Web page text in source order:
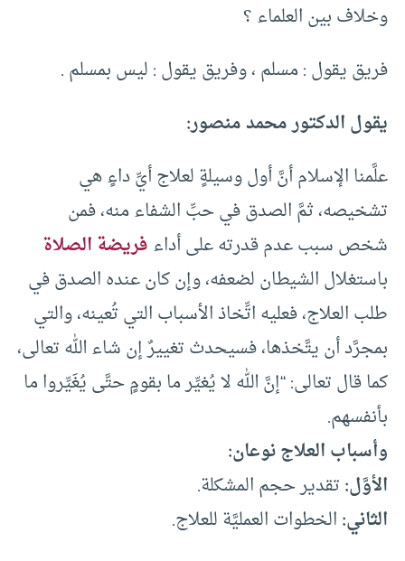
وخلاف بين العلماء ؟
فريق يقول : مسلم ، وفريق يقول : ليس بمسلم .
يقول الدكتور محمد منصور:
علَّمنا الإسلام أنَّ أول وسيلةٍ لعلاج أيِّ داءٍ هي
تشخيصه، ثمَّ الصدق في حبِّ الشفاء منه، فمن
شخص سبب عدم قدرته على أداءفريضة الصلاة
باستغلال الشيطان لضعفه، وإن كان عنده الصدق في
طلب العلاج، فعليه اتِّخاذ الأسباب التي تُعينه، والتي
بمجرَّد أن يتَّخذها، فسيحدث تغييرٌ إن شاء الله تعالى،
كما قال تعالى: “إنَّ الله لا يُغيِّر ما بقومٍ حتَّى يُغَيِّروا ما
بأنفسهم.
وأسباب العلاج نوعان:
الأوَّل:تقدير حجم المشكلة.
الثاني:الخطوات العمليَّة للعلاج.